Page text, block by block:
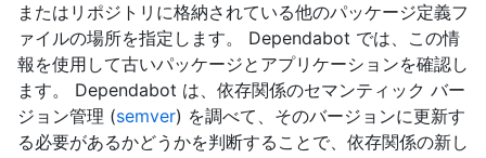
またはリポジトリに格納されている他のパッケージ定義フ
ァイルの場所を指定します。 Dependabot では、この情
報を使用して古いパッケージとアプリケーションを確認し
ます。 Dependabot は、依存関係のセマンティック バー
ジョン管理 (semver) を調べて、そのバージョンに更新す
る必要があるかどうかを判断することで、依存関係の新し